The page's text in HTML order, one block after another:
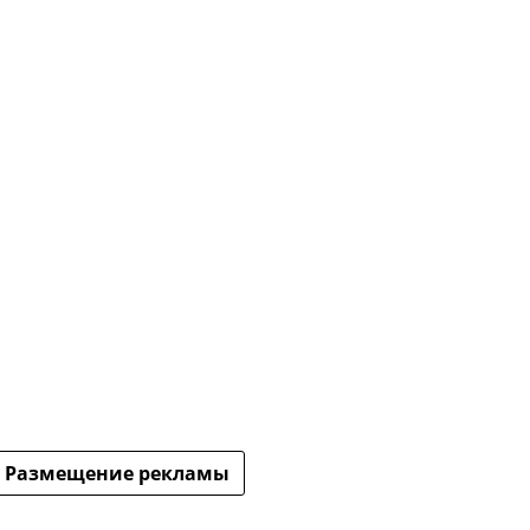
Размещение рекламы